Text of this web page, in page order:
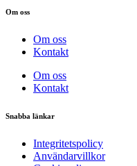
Om oss
Om oss
Kontakt
Om oss
Kontakt
Snabba länkar
Integritetspolicy
Användarvillkor